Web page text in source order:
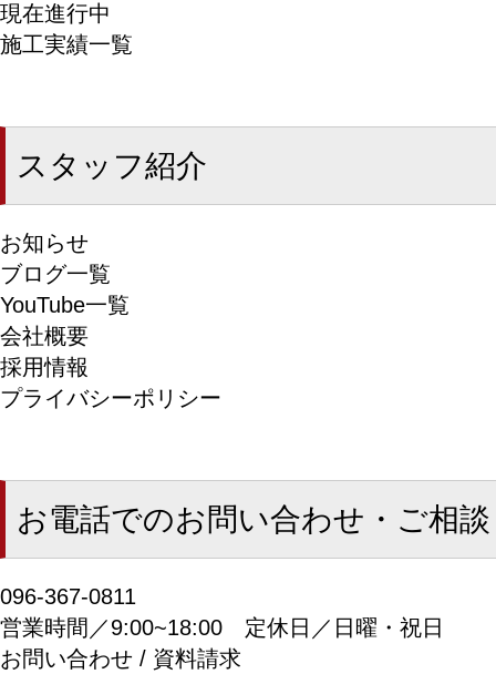
現在進行中
施工実績一覧
スタッフ紹介
お知らせ
ブログ一覧
YouTube一覧
会社概要
採用情報
プライバシーポリシー
お電話でのお問い合わせ・ご相談
096-367-0811
営業時間／9:00~18:00 定休日／日曜・祝日
お問い合わせ / 資料請求